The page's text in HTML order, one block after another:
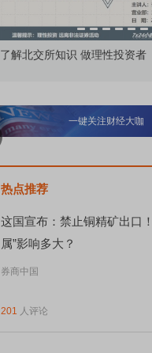
市价委托那么多种，究竟怎么用
一键关注财经大咖
热点推荐
这国宣布：禁止铜精矿出口
属”影响多大？
券商中国
201 人评论